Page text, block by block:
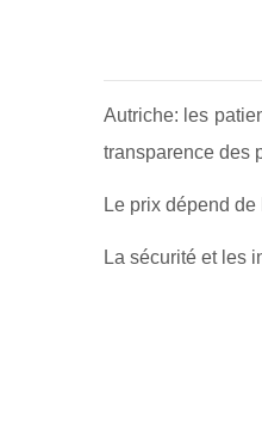
Autriche: les
transparence des
Le prix dépend
La sécurité et les